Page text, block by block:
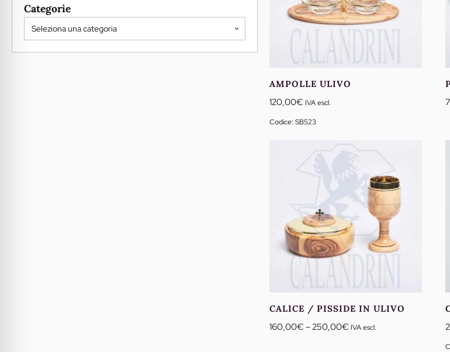
Categorie
Seleziona una categoria
AMPOLLE ULIVO
120,00€ IVA escl.
Codice: SB523
CALICE / PISSIDE IN ULIVO
160,00€ –250,00€ Fascia
IVA escl.